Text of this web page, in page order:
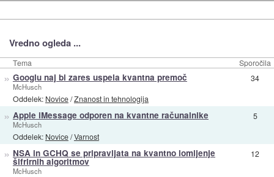
Vredno ogleda ...
Tema Sporočila
» Googlu naj bi zares uspela kvantna premoč
McHusch
Oddelek: Novice/Znanost in tehnologija
34
» Apple iMessage odporen na kvantne računalnike
McHusch
Oddelek: Novice/Varnost
5
» NSA in GCHQ se pripravljata na kvantno lomljenje
šifrirnih algoritmov
McHusch
12